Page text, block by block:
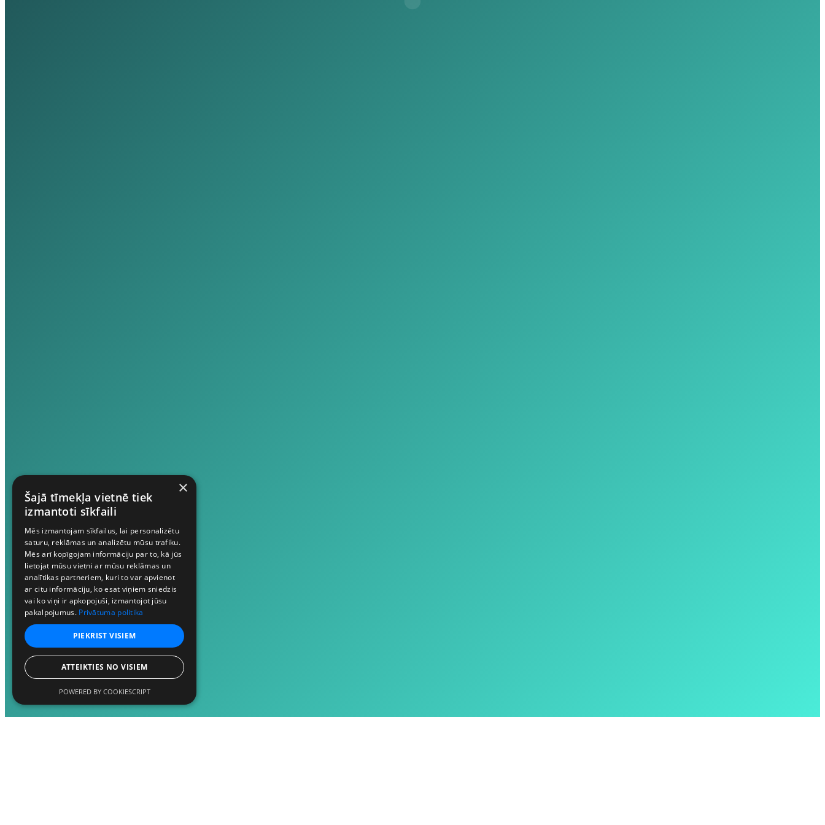
×
Šajā tīmekļa vietnē tiek
izmantoti sīkfaili
Mēs izmantojam sīkfailus, lai personalizētu
saturu, reklāmas un analizētu mūsu trafiku.
Mēs arī kopīgojam informāciju par to, kā jūs
lietojat mūsu vietni ar mūsu reklāmas un
analītikas partneriem, kuri to var apvienot
ar citu informāciju, ko esat viņiem sniedzis
vai ko viņi ir apkopojuši, izmantojot jūsu
pakalpojumus. Privātuma politika
PIEKRIST VISIEM
ATTEIKTIES NO VISIEM
POWERED BY COOKIESCRIPT